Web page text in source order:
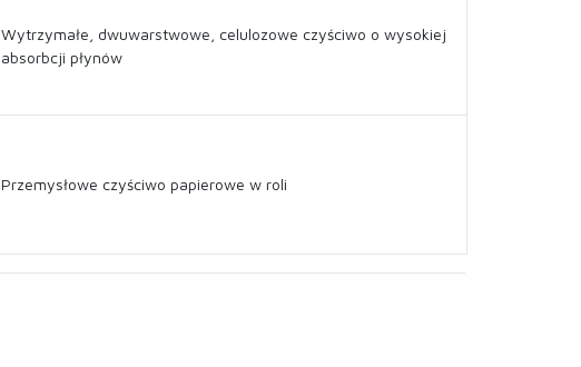
Wytrzymałe, dwuwarstwowe, celulozowe czyściwo o wysokiej
absorbcji płynów
Przemysłowe czyściwo papierowe w roli